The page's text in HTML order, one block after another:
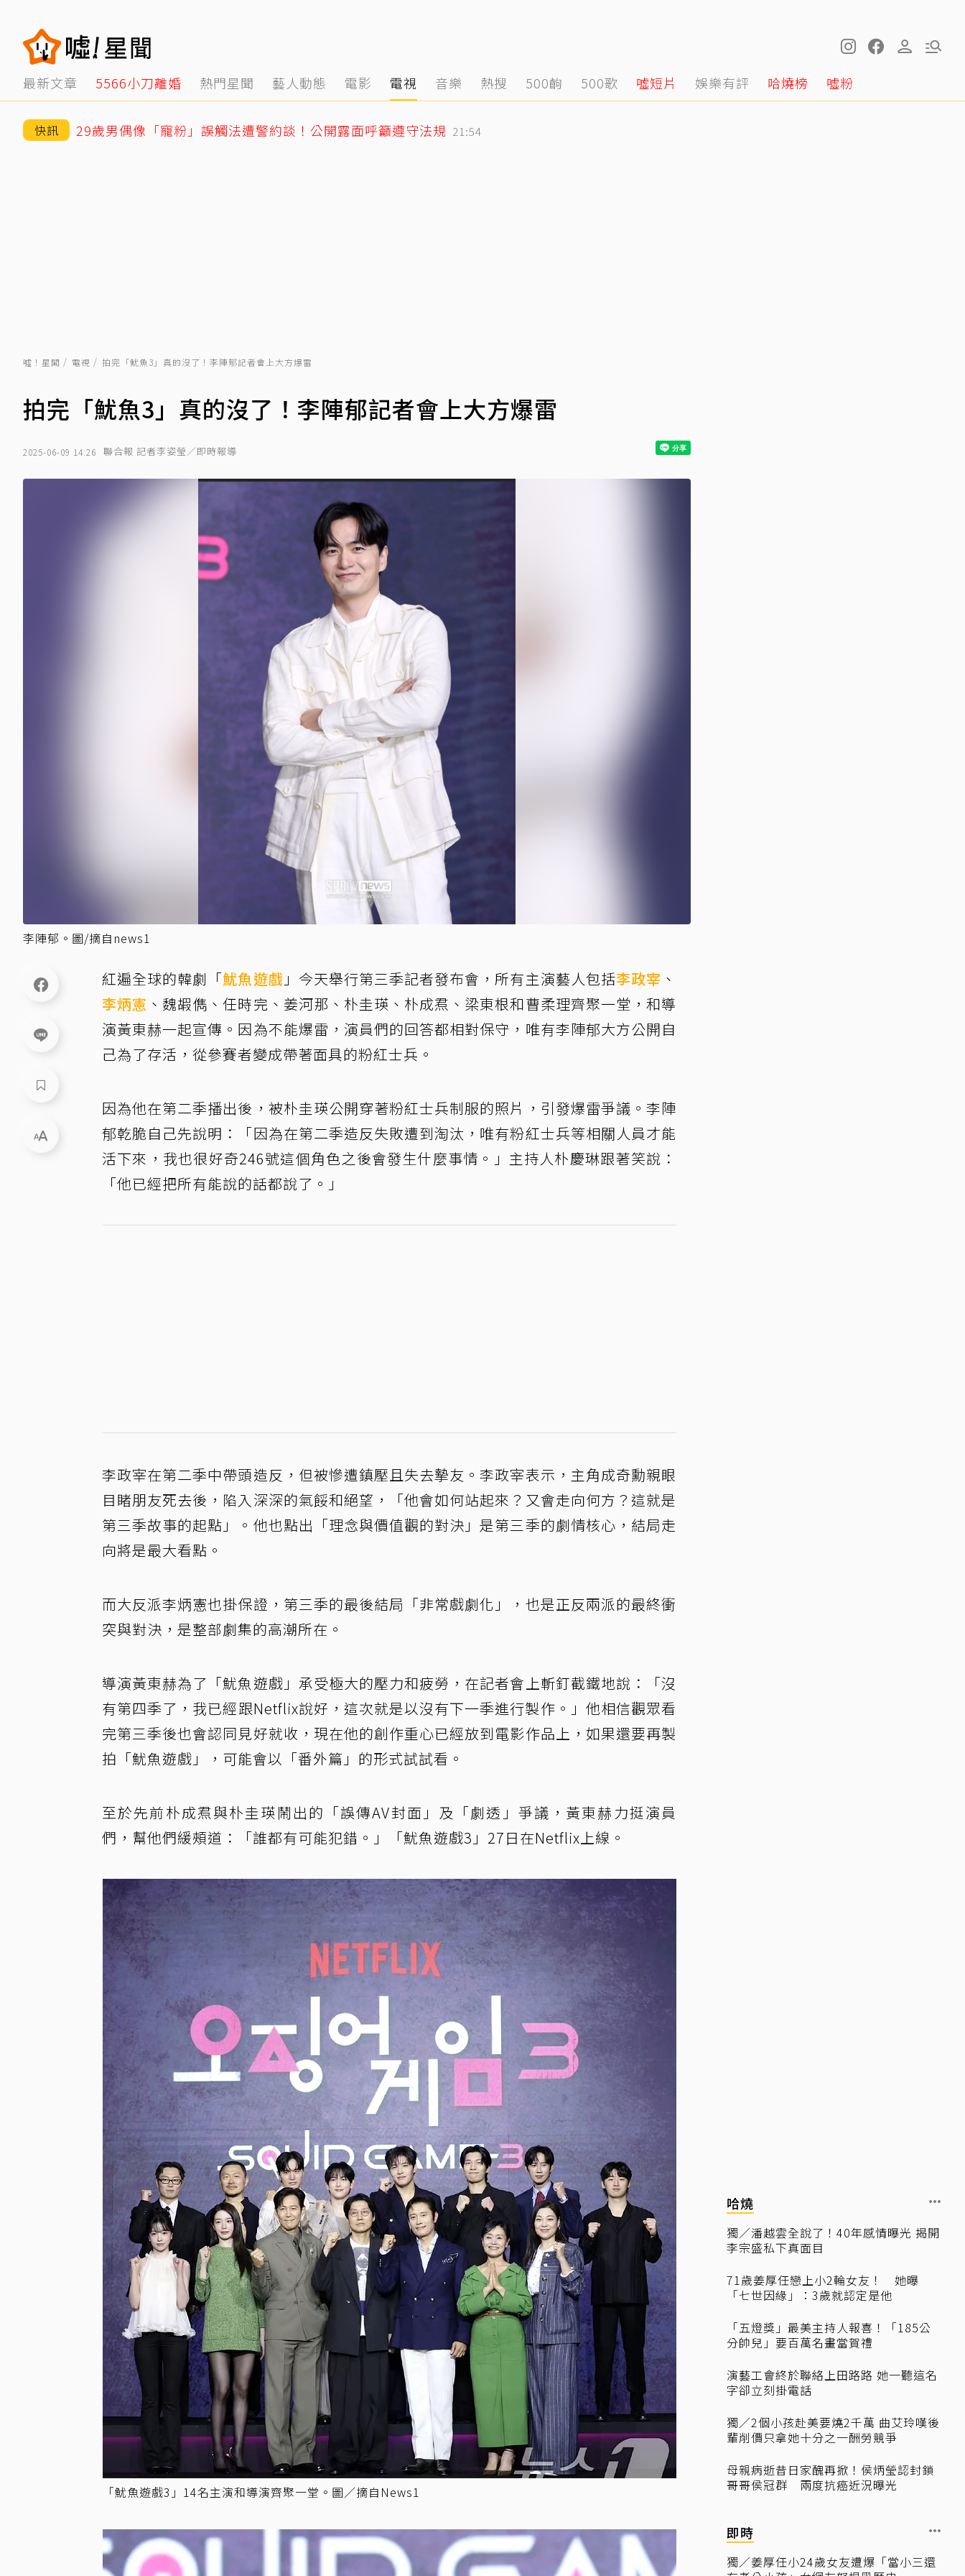
最新文章 5566小刀離婚 熱門星聞 藝人動態 電影 電視 音樂 熱搜 500齣 500歌 噓短片 娛樂有評 哈燒榜 噓粉
快訊 29歲男偶像「寵粉」誤觸法遭警約談！公開露面呼籲遵守法規 21:54
噓！星聞 電視 拍完「魷魚3」真的沒了！李陣郁記者會上大方爆雷
拍完「魷魚3」真的沒了！李陣郁記者會上大方爆雷
2025-06-09 14:26 聯合報 記者李姿瑩／即時報導
李陣郁。圖/摘自news1
紅遍全球的韓劇「魷魚遊戲 」今天舉行第三季記者發布會，所有主演藝人包括李政宰 、
李炳憲 、魏嘏儁、任時完、姜河那、朴圭瑛、朴成焄、梁東根和曹柔理齊聚一堂，和導
演黃東赫一起宣傳。因為不能爆雷，演員們的回答都相對保守，唯有李陣郁大方公開自
己為了存活，從參賽者變成帶著面具的粉紅士兵。
因為他在第二季播出後，被朴圭瑛公開穿著粉紅士兵制服的照片，引發爆雷爭議。李陣
郁乾脆自己先說明：「因為在第二季造反失敗遭到淘汰，唯有粉紅士兵等相關人員才能
活下來，我也很好奇246號這個角色之後會發生什麼事情。」主持人朴慶琳跟著笑說：
「他已經把所有能說的話都說了。」
李政宰在第二季中帶頭造反，但被慘遭鎮壓且失去摯友。李政宰表示，主角成奇勳親眼
目睹朋友死去後，陷入深深的氣餒和絕望，「他會如何站起來？又會走向何方？這就是
第三季故事的起點」。他也點出「理念與價值觀的對決」是第三季的劇情核心，結局走
向將是最大看點。
而大反派李炳憲也掛保證，第三季的最後結局「非常戲劇化」，也是正反兩派的最終衝
突與對決，是整部劇集的高潮所在。
導演黃東赫為了「魷魚遊戲」承受極大的壓力和疲勞，在記者會上斬釘截鐵地說：「沒
有第四季了，我已經跟Netflix說好，這次就是以沒有下一季進行製作。」他相信觀眾看
完第三季後也會認同見好就收，現在他的創作重心已經放到電影作品上，如果還要再製
拍「魷魚遊戲」，可能會以「番外篇」的形式試試看。
至於先前朴成焄與朴圭瑛鬧出的「誤傳AV封面」及「劇透」爭議，黃東赫力挺演員
們，幫他們緩頰道：「誰都有可能犯錯。」「魷魚遊戲3」27日在Netflix上線。
「魷魚遊戲3」14名主演和導演齊聚一堂。圖／摘自News1
哈燒
獨／潘越雲全說了！40年感情曝光 揭開
李宗盛私下真面目
71歲姜厚任戀上小2輪女友！ 她曝
「七世因緣」：3歲就認定是他
「五燈獎」最美主持人報喜！「185公
分帥兒」要百萬名畫當賀禮
演藝工會終於聯絡上田路路 她一聽這名
字卻立刻掛電話
獨／2個小孩赴美要燒2千萬 曲艾玲嘆後
輩削價只拿她十分之一酬勞競爭
母親病逝昔日家醜再掀！侯炳瑩認封鎖
哥哥侯冠群 兩度抗癌近況曝光
即時
獨／姜厚任小24歲女友遭爆「當小三還